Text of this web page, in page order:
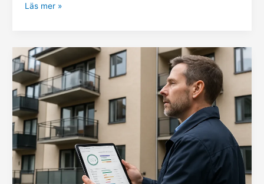
Läs mer »
Proaktiv
underhållsplan
för
fastighetsförvaltning